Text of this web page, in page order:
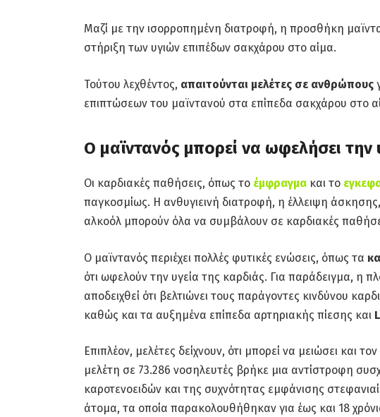
Μαζί με την ισορροπημένη διατροφή, η προσθήκη
στήριξη των υγιών επιπέδων σακχάρου στο αίμα.
Τούτου λεχθέντος, απαιτούνται μελέτες σε ανθρώπους
επιπτώσεων του μαϊντανού στα επίπεδα σακχάρου στο
Ο μαϊντανός μπορεί να ωφελήσει την
Οι καρδιακές παθήσεις, όπως το έμφραγμακαι το
παγκοσμίως. Η ανθυγιεινή διατροφή, η έλλειψη
αλκοόλ μπορούν όλα να συμβάλουν σε καρδιακές
Ο μαϊντανός περιέχει πολλές φυτικές ενώσεις, όπως τα
ότι ωφελούν την υγεία της καρδιάς. Για παράδειγμα, η
αποδειχθεί ότι βελτιώνει τους παράγοντες κινδύνου
καθώς και τα αυξημένα επίπεδα αρτηριακής πίεσης και
Επιπλέον, μελέτες δείχνουν, ότι μπορεί να μειώσει και
μελέτη σε 73.286 νοσηλευτές βρήκε μια αντίστροφη
καροτενοειδών και της συχνότητας εμφάνισης
άτομα, τα οποία παρακολουθήθηκαν για έως και 18